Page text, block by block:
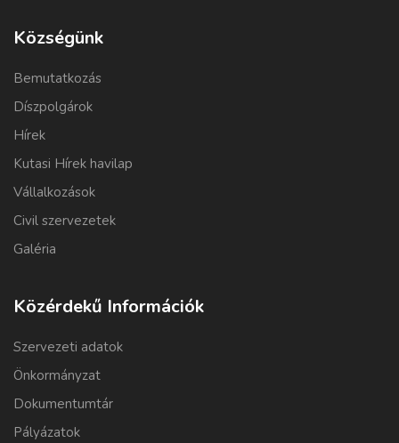
Községünk
Bemutatkozás
Díszpolgárok
Hírek
Kutasi Hírek havilap
Vállalkozások
Civil szervezetek
Galéria
Közérdekű Információk
Szervezeti adatok
Önkormányzat
Dokumentumtár
Pályázatok